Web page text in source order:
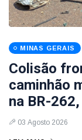
MINAS GERAIS
Colisão
caminhão
na BR-
03 Agosto 2026